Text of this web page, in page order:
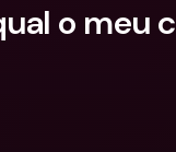
o meu